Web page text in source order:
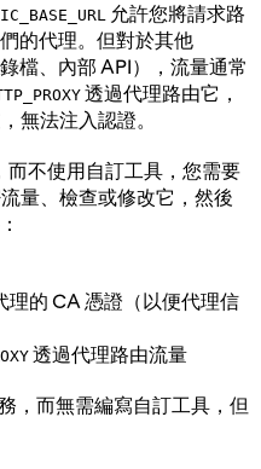
允許您將請求路
的代理。但對於其他
檔、內部 API），流量通常
透過代理路由它，
無法注入認證。
而不使用自訂工具，您需要
量、檢查或修改它，然後
的 CA 憑證（以便代理信
透過代理路由流量
，而無需編寫自訂工具，但